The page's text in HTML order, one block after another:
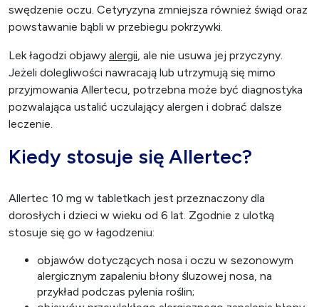
swędzenie oczu. Cetyryzyna zmniejsza również świąd oraz
powstawanie bąbli w przebiegu pokrzywki.
Lek łagodzi objawy alergii , ale nie usuwa jej przyczyny.
Jeżeli dolegliwości nawracają lub utrzymują się mimo
przyjmowania Allertecu, potrzebna może być diagnostyka
pozwalająca ustalić uczulający alergen i dobrać dalsze
leczenie.
Kiedy stosuje się Allertec?
Allertec 10 mg w tabletkach jest przeznaczony dla
dorosłych i dzieci w wieku od 6 lat. Zgodnie z ulotką
stosuje się go w łagodzeniu:
objawów dotyczących nosa i oczu w sezonowym
alergicznym zapaleniu błony śluzowej nosa, na
przykład podczas pylenia roślin;